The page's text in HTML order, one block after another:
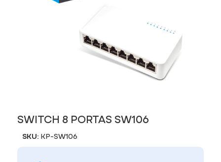
SWITCH 8 PORTAS SW106
SKU: KP-SW106